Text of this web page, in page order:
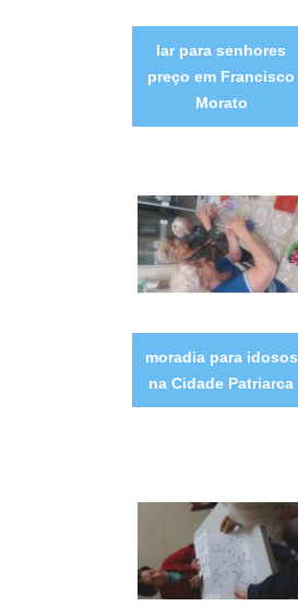
lar para senhores
preço em Francisco
Morato
moradia para idosos
na Cidade Patriarca